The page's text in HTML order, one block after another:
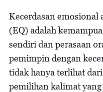
Kecerdasan emosional
(EQ) adalah
sendiri dan perasaan
pemimpin dengan
tidak hanya terlihat
pemilihan kalimat